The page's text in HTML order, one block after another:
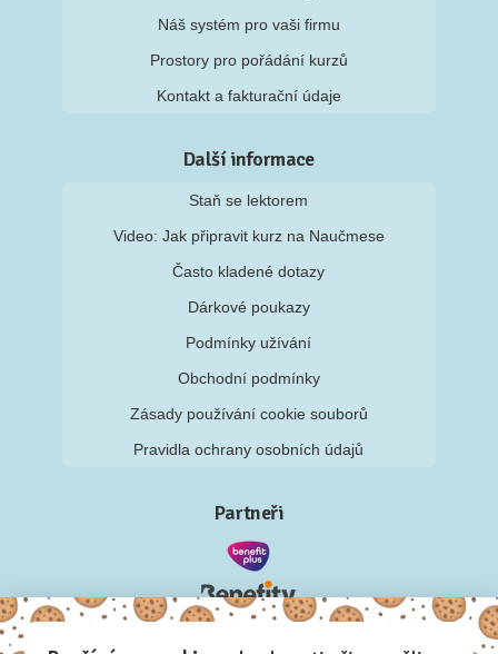
Náš systém pro vaši firmu
Prostory pro pořádání kurzů
Kontakt a fakturační údaje
Další informace
Staň se lektorem
Video: Jak připravit kurz na Naučmese
Často kladené dotazy
Dárkové poukazy
Podmínky užívání
Obchodní podmínky
Zásady používání cookie souborů
Pravidla ochrany osobních údajů
Partneři